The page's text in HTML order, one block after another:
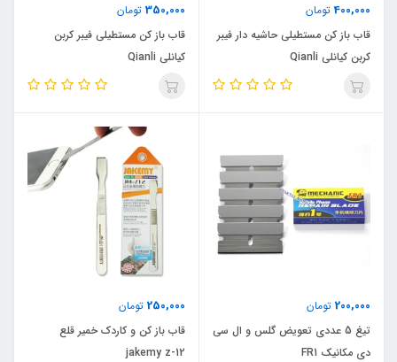
400,000تومان
قاب باز کن مستطیلی حاشیه دار فیبر
کربن کیانلی Qianli
350,000 تومان
قاب باز کن مستطیلی فیبر کربن
کیانلی Qianli
200,000 تومان
تیغ 5 عددی تعویض گلس و ال سی
دی مکانیک FR1
250,000 تومان
قاب باز کن و کاردک خمیر قلع
jakemy z-12